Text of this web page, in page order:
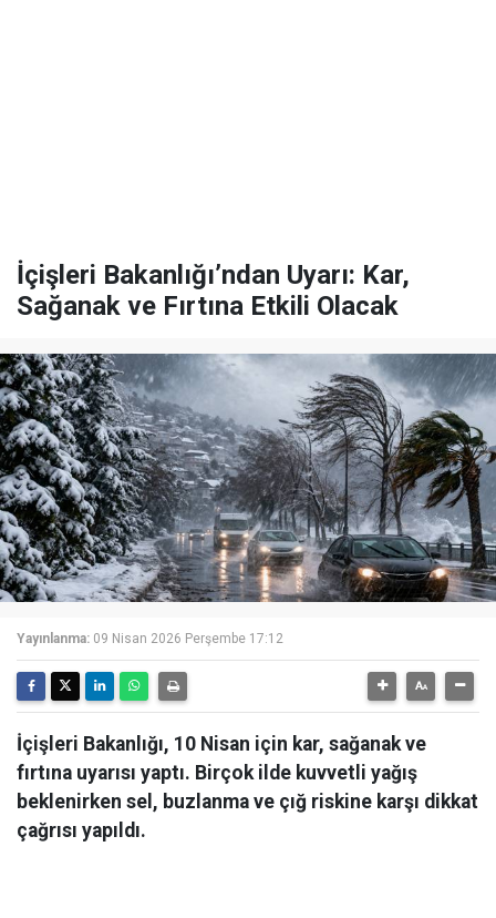
İçişleri Bakanlığı’ndan Uyarı: Kar,
Sağanak ve Fırtına Etkili Olacak
Yayınlanma: 09 Nisan 2026 Perşembe 17:12
İçişleri Bakanlığı, 10 Nisan için kar, sağanak ve
fırtına uyarısı yaptı. Birçok ilde kuvvetli yağış
beklenirken sel, buzlanma ve çığ riskine karşı dikkat
çağrısı yapıldı.